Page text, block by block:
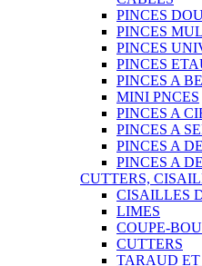
PINCES
PINCES
PINCES
PINCES
PINCES A
MINI PNCES
PINCES A
PINCES A
PINCES A
PINCES A
CUTTERS,
CISAILLES
LIMES
COUPE-
CUTTERS
TARAUD